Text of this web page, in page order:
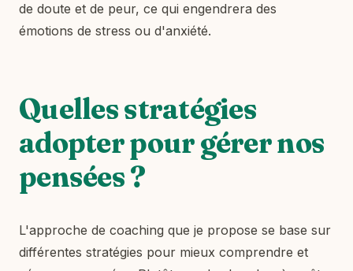
de doute et de peur, ce qui engendrera des
émotions de stress ou d'anxiété.
Quelles stratégies
adopter pour gérer nos
pensées ?
L'approche de coaching que je propose se base sur
différentes stratégies pour mieux comprendre et